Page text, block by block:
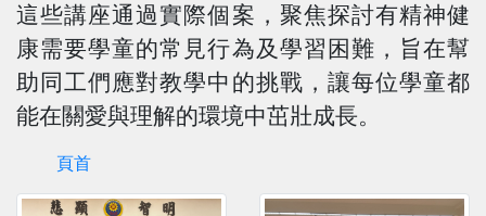
這些講座通過實際個案，聚焦探討有精神健
康需要學童的常見行為及學習困難，旨在幫
助同工們應對教學中的挑戰，讓每位學童都
能在關愛與理解的環境中茁壯成長。
頁首